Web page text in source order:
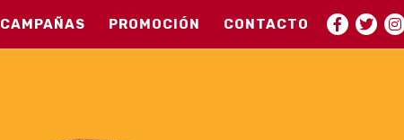
CAMPAÑAS PROMOCIÓN CONTACTO